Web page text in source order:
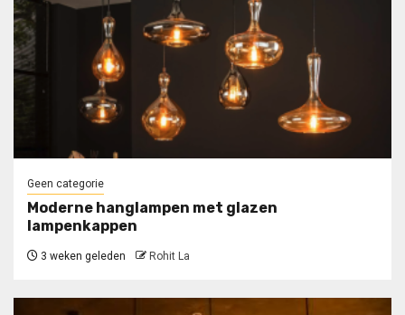
Geen categorie
Moderne hanglampen met glazen
lampenkappen
3 weken geleden Rohit La